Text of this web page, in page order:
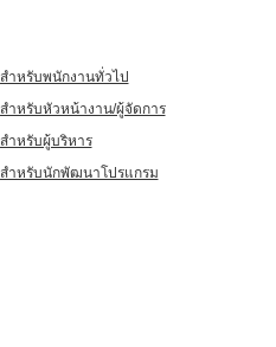
สำหรับพนักงานทั่วไป
สำหรับหัวหน้างาน/ผู้จัดการ
สำหรับผู้บริหาร
สำหรับนักพัฒนาโปรแกรม